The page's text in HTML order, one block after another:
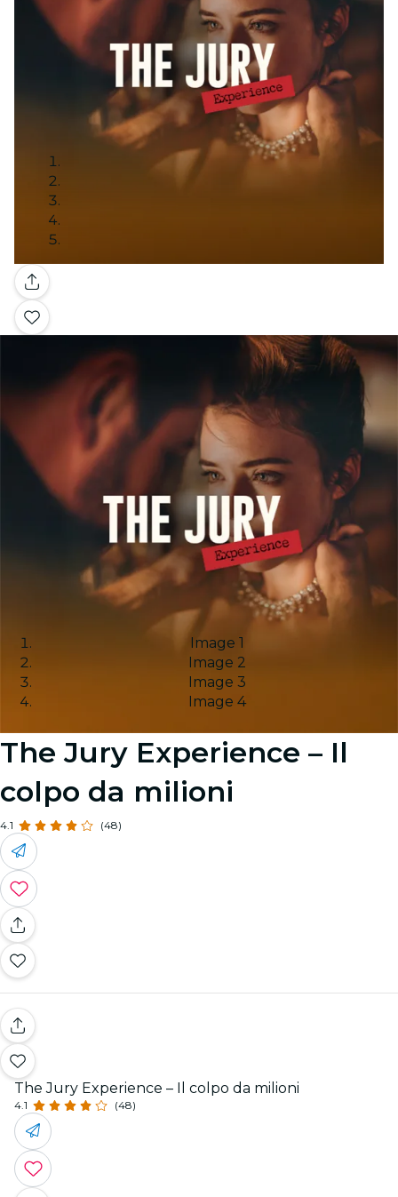
Galleria
Image 1
Image 2
Image 3
Image 4
The Jury Experience – Il
colpo da milioni
4.1 (48)
The Jury Experience – Il colpo da milioni
4.1 (48)